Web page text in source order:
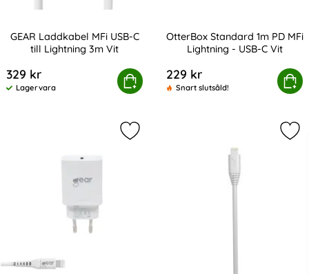
GEAR Laddkabel MFi USB-C
till Lightning 3m Vit
329 kr
Tillgänglighet:
Lagervara
Köp
GEAR Laddkabel MFi USB-C till Lightning 3m Vit
OtterBox Standard 1m PD MFi
Lightning - USB-C Vit
229 kr
Snart slutsåld!
Köp
OtterBox Standard 1m PD
Markera gEAR 20W PD MFi